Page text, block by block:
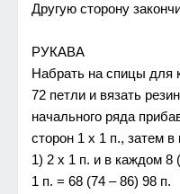
Дрyгyю сторонy
РУКAВA
Набрать на спицы для
72 пeтли и вязать
начального ряда
сторон 1 х 1 п., затeм
1) 2 х 1 п. и в каждом 8
1 п. = 68 (74 – 86) 98 п.